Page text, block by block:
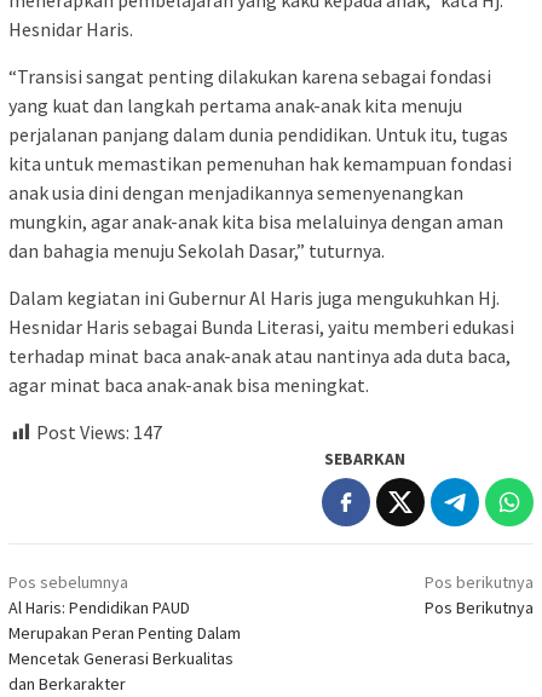
Hesnidar Haris.
“Transisi sangat penting dilakukan karena sebagai fondasi
yang kuat dan langkah pertama anak-anak kita menuju
perjalanan panjang dalam dunia pendidikan. Untuk itu, tugas
kita untuk memastikan pemenuhan hak kemampuan fondasi
anak usia dini dengan menjadikannya semenyenangkan
mungkin, agar anak-anak kita bisa melaluinya dengan aman
dan bahagia menuju Sekolah Dasar,” tuturnya.
Dalam kegiatan ini Gubernur Al Haris juga mengukuhkan Hj.
Hesnidar Haris sebagai Bunda Literasi, yaitu memberi edukasi
terhadap minat baca anak-anak atau nantinya ada duta baca,
agar minat baca anak-anak bisa meningkat.
Post Views: 147
SEBARKAN
Navigasi
pos
Pos sebelumnya
Al Haris: Pendidikan PAUD
Merupakan Peran Penting Dalam
Mencetak Generasi Berkualitas
dan Berkarakter
Pos berikutnya
Pos Berikutnya